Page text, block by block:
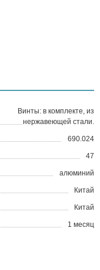
Винты: в комплекте, из
нержавеющей стали.
690.024
47
алюминий
Китай
Китай
1 месяц